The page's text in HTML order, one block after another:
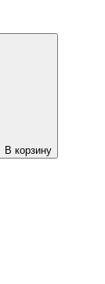
В корзину